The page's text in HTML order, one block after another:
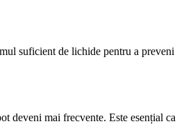
suficient de lichide pentru a preveni
mai frecvente. Este esențial